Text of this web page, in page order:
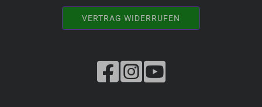
VERTRAG WIDERRUFEN